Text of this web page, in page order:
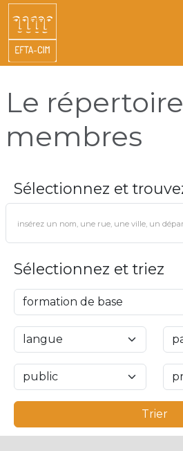
Le
membres
Sélectionnez et
Sélectionnez et triez
Trier